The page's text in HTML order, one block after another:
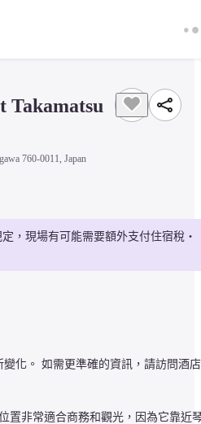
Takamatsu
760-0011, Japan
，現場有可能需要額外支付住宿稅・
化。 如需更準確的資訊，請訪問酒店
置非常適合商務和觀光，因為它靠近